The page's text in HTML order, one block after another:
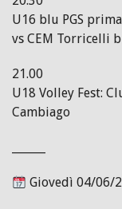
U16 blu PGS
vs CEM Torricelli
21.00
U18 Volley Fest:
Cambiago
Giovedì 04/06/